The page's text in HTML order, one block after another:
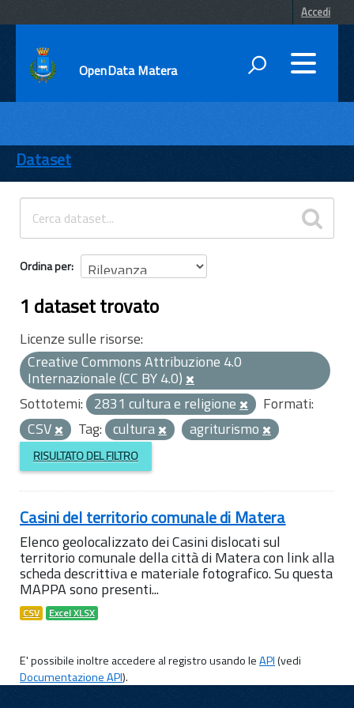
Accedi
OpenData Matera
ENTI
TEMI
INFORMAZIONI
Dataset
Ordina per
1 dataset trovato
Licenze sulle risorse:
Creative Commons Attribuzione 4.0
Internazionale (CC BY 4.0)
Sottotemi: 2831 cultura e religione
Formati:
CSV
Tag: cultura agriturismo
RISULTATO DEL FILTRO
Casini del territorio comunale di Matera
Elenco geolocalizzato dei Casini dislocati sul
territorio comunale della città di Matera con link alla
scheda descrittiva e materiale fotografico. Su questa
MAPPA sono presenti...
CSV Excel XLSX
E' possibile inoltre accedere al registro usando leAPI(vedi
Documentazione API).